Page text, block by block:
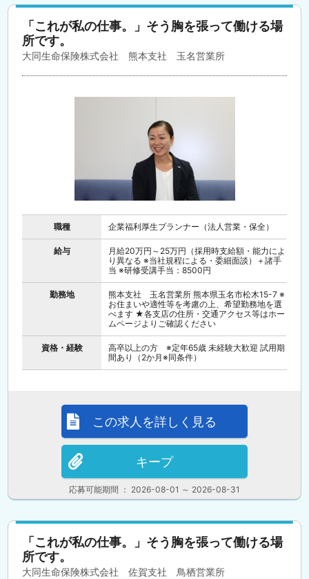
「これが私の仕事。」そう胸を張って働ける場
所です。
大同生命保険株式会社 熊本支社 玉名営業所
職種 企業福利厚生プランナー（法人営業・保全）
給与
月給20万円～25万円（採用時支給額・能力によ
り異なる ※当社規程による・委細面談）＋諸手
当 ※研修受講手当：8500円
勤務地
熊本支社 玉名営業所 熊本県玉名市松木15-7 ※
お住まいや適性等を考慮の上、希望勤務地を選
べます ★各支店の住所・交通アクセス等はホー
ムページよりご確認ください
資格・経験
高卒以上の方 ※定年65歳 未経験大歓迎 試用期
間あり（2か月※同条件）
応募可能期間 ： 2026-08-01 ～ 2026-08-31
この求人を詳しく見る
キープ
「これが私の仕事。」そう胸を張って働ける場
所です。
大同生命保険株式会社 佐賀支社 鳥栖営業所